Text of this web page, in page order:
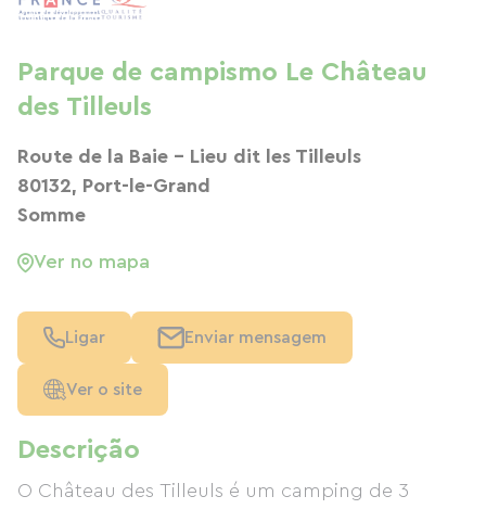
Descrição
O Château des Tilleuls é um camping de 3
Parque de campismo Le Château
des Tilleuls
Route de la Baie - Lieu dit les Tilleuls
80132, Port-le-Grand
Somme
Ver no mapa
Ligar Enviar mensagem
Ver o site